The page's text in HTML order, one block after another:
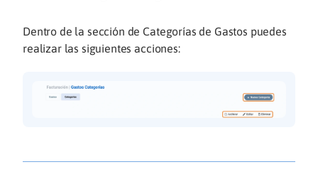
Dentro de la sección de Categorías de Gastos puedes
realizar las siguientes acciones: